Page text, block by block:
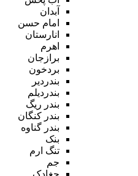
آبدان
امام حسن
انارستان
اهرم
برازجان
بردخون
بندردیر
بندردیلم
بندر ریگ
بندر کنگان
بندر گناوه
بنک
تنگ ارم
جم
چغادک